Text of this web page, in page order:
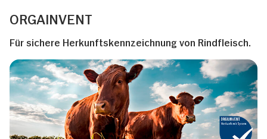
ORGAINVENT
Für sichere Herkunftskennzeichnung von Rindfleisch.